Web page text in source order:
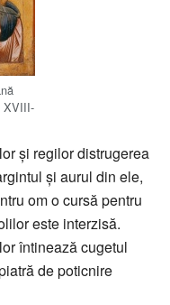
XVIII-
şi regilor distrugerea
şi aurul din ele,
om o cursă pentru
este interzisă.
întinează cugetul
de poticnire